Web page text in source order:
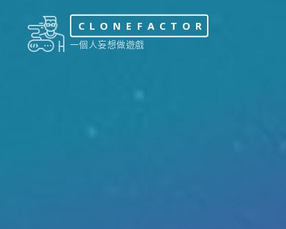
content
CLONEFACTOR
一個人妄想做遊戲